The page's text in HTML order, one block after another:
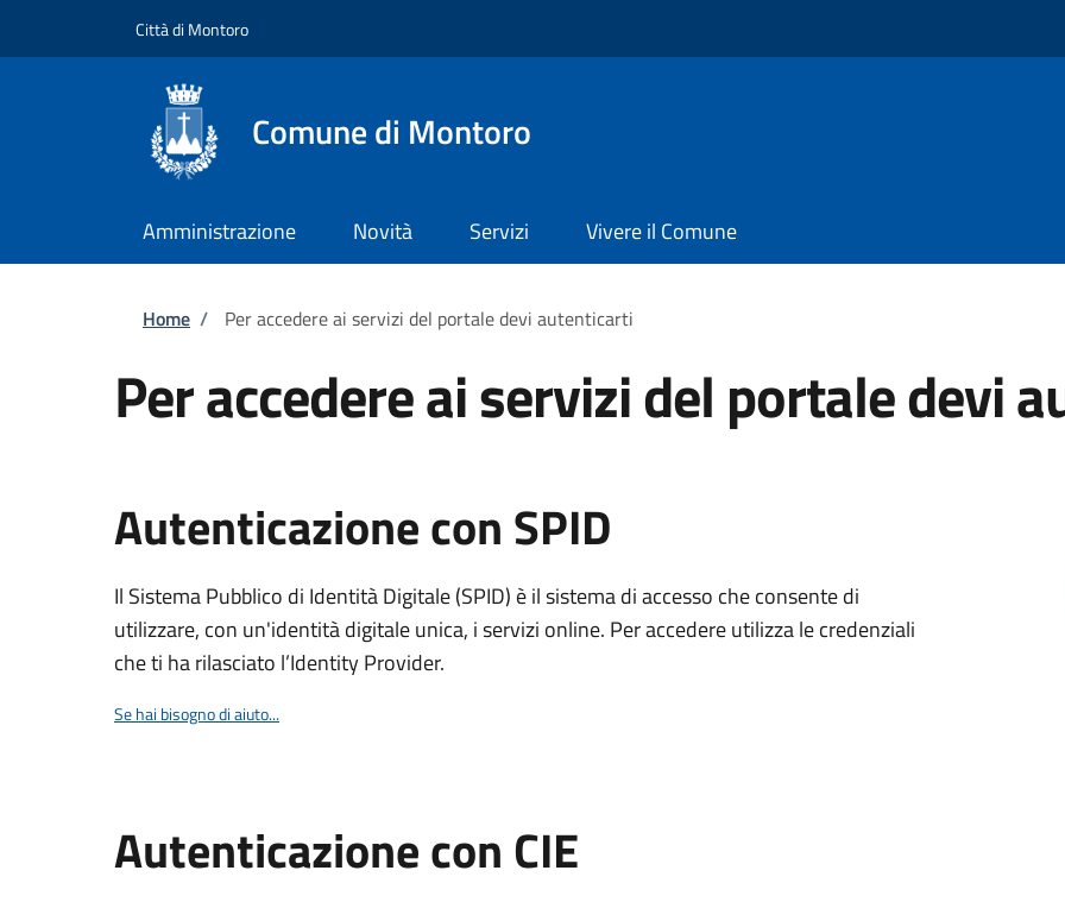
Città di Montoro
Comune di Montoro
Amministrazione Novità Servizi Vivere il Comune
Briciole di pane
Home / Per accedere ai servizi del portale devi autenticarti
Per accedere ai servizi del portale devi
Autenticazione con SPID
Il Sistema Pubblico di Identità Digitale (SPID) è il sistema di accesso che consente di
utilizzare, con un'identità digitale unica, i servizi online. Per accedere utilizza le credenziali
che ti ha rilasciato l’Identity Provider.
Se hai bisogno di aiuto...
Autenticazione con CIE